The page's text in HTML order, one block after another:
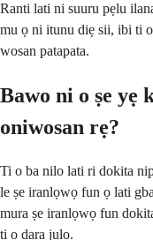
Ranti lati ni suuru pẹlu
mu ọ ni itunu diẹ sii, ibi ti
wosan patapata.
Bawo ni o ṣe yẹ
oniwosan rẹ?
Ti o ba nilo lati ri dokita
le ṣe iranlọwọ fun ọ lati
mura ṣe iranlọwọ fun
ti o dara julọ.